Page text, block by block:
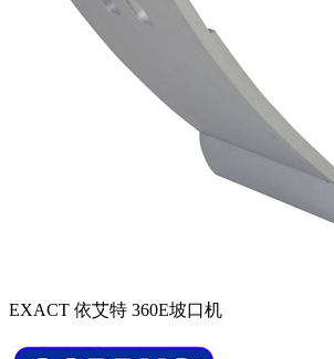
EXACT 依艾特 360E坡口机